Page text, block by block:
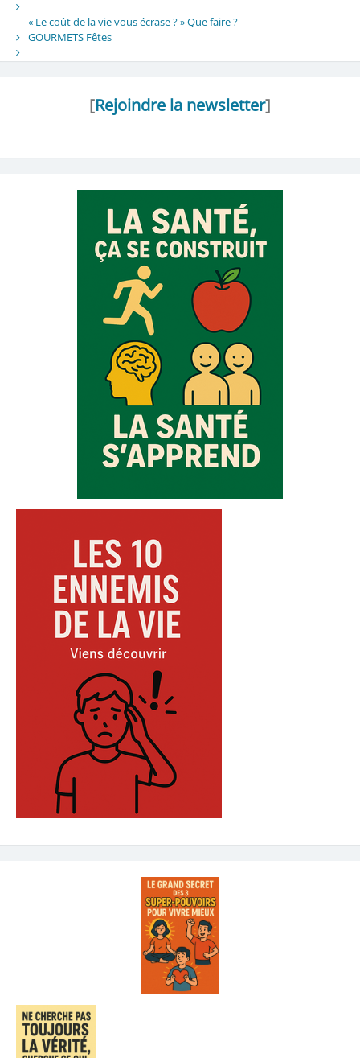
« Le coût de la vie vous écrase ? » Que faire ?
GOURMETS Fêtes
[Rejoindre la newsletter]